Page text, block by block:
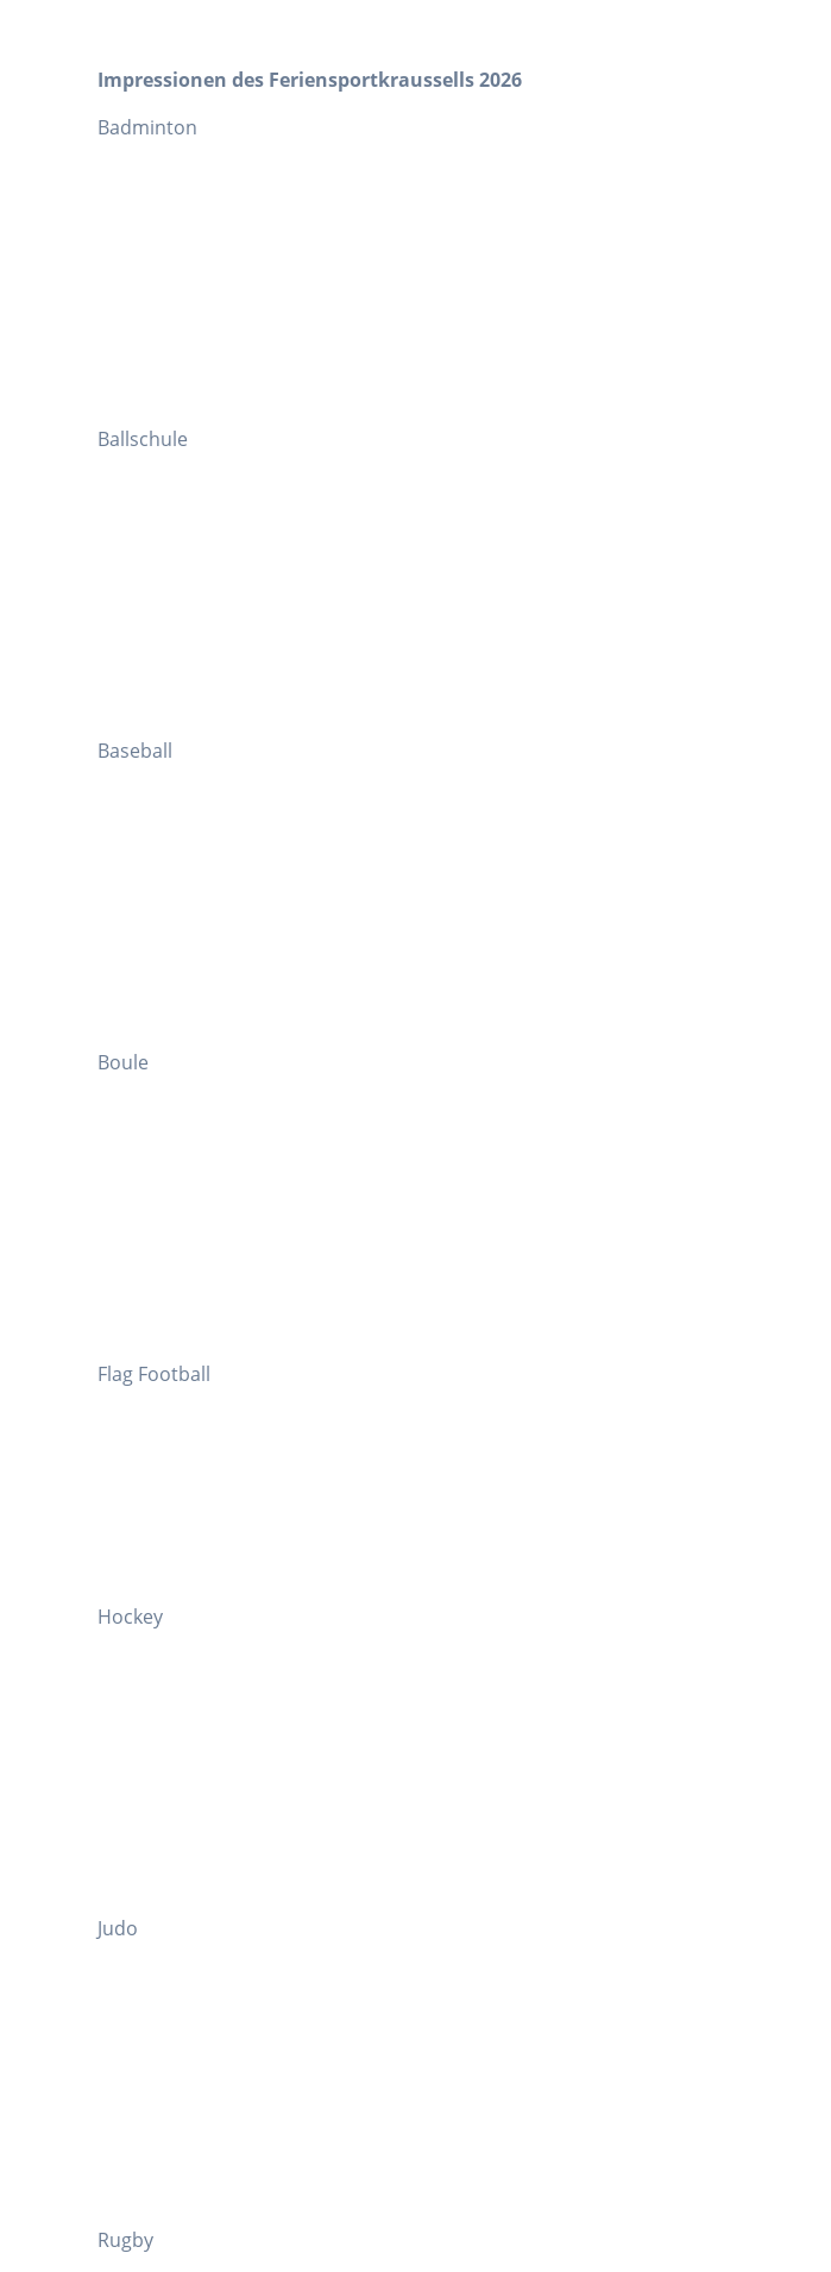
Impressionen des Feriensportkraussells 2026
Badminton
Ballschule
Baseball
Boule
Flag Football
Hockey
Judo
Rugby